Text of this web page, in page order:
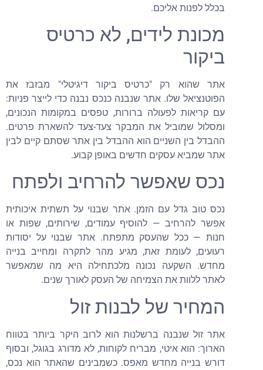
בכלל לפנות אליכם.
מכונת לידים, לא כרטיס
ביקור
אתר שהוא רק "כרטיס ביקור דיגיטלי" מבזבז את
הפוטנציאל שלו. אתר שנבנה כנכס נבנה כדי לייצר פניות:
עם קריאות לפעולה ברורות, טפסים במקומות הנכונים,
ומסלול שמוביל את המבקר צעד-צעד להשארת פרטים.
ההבדל בין השניים הוא ההבדל בין אתר שסתם קיים לבין
אתר שמביא עסקים חדשים באופן קבוע.
נכס שאפשר להרחיב ולפתח
נכס טוב גדל עם הזמן. אתר שבנוי על תשתית איכותית
אפשר להרחיב — להוסיף עמודים, שירותים, שפות או
חנות — ככל שהעסק מתפתח. אתר שבנוי על יסודות
רעועים, לעומת זאת, מגיע מהר לתקרה ומחייב בנייה
מחדש. השקעה נכונה מלכתחילה היא מה שמאפשר
לאתר ללוות את הצמיחה של העסק לאורך שנים.
המחיר של לבנות זול
אתר זול שנבנה ברשלנות הוא לרוב היקר ביותר בטווח
הארוך: הוא איטי, מבריח לקוחות, לא מדורג בגוגל, ובסוף
דורש בנייה מחדש מאפס. כשמבינים שהאתר הוא נכס,